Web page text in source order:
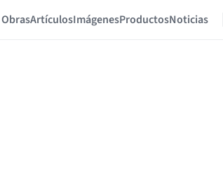
ObrasArtículosImágenesProductosNoticias